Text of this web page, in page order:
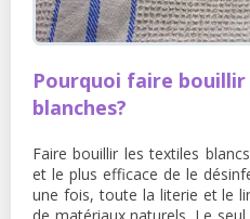
Pourquoi faire bouillir
blanches?
Faire bouillir les textiles
et le plus efficace de le
une fois, toute la literie et le